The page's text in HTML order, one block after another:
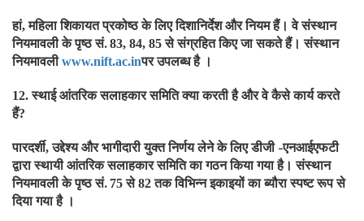
हां,महिला शिकायत प्रकोष्ठ के लिए दिशानिर्देश और नियम हैं। वे संस्थान
नियमावली के पृष्ठ सं.83, 84, 85से संग्रहित किए जा सकते हैं। संस्थान
नियमावली www.nift.ac.inपर उपलब्ध है ।
12.स्थाई आंतरिक सलाहकार समिति क्या करती है और वे कैसे कार्य करते
हैं?
पारदर्शी,उद्देश्य और भागीदारी युक्त निर्णय लेने के लिए डीजी -एनआईएफटी
द्वारा स्थायी आंतरिक सलाहकार समिति का गठन किया गया है। संस्थान
नियमावली के पृष्ठ सं. 75से82तक विभिन्न इकाइयों का ब्यौरा स्पष्ट रूप से
दिया गया है ।